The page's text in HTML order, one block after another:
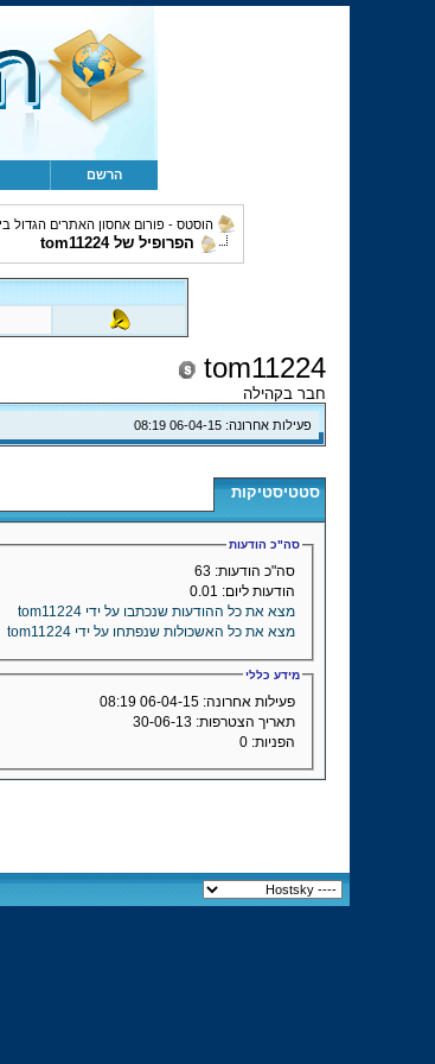
הרשם
הוסטס - פורום אחסון האתרים הגדול
הפרופיל של tom11224
tom11224
חבר בקהילה
פעילות אחרונה: 08:19
סטטיסטיקות
סה"כ הודעות
סה"כ הודעות:
הודעות ליום:
מצא את כל ההודעות שנכתבו על ידי tom11224
מצא את כל האשכולות שנפתחו על ידי tom11224
מידע כללי
פעילות אחרונה:
08:19
תאריך הצטרפות:
הפניות: